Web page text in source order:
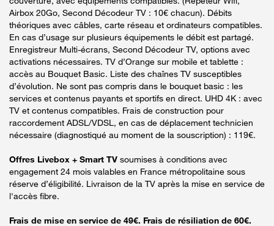
Airbox 20Go, Second Décodeur TV : 10€ chacun). Débits
théoriques avec câbles, carte réseau et ordinateurs compatibles.
En cas d’usage sur plusieurs équipements le débit est partagé.
Enregistreur Multi-écrans, Second Décodeur TV, options avec
activations nécessaires. TV d’Orange sur mobile et tablette :
accès au Bouquet Basic. Liste des chaînes TV susceptibles
d’évolution. Ne sont pas compris dans le bouquet basic : les
services et contenus payants et sportifs en direct. UHD 4K : avec
TV et contenus compatibles. Frais de construction pour
raccordement ADSL/VDSL, en cas de déplacement technicien
nécessaire (diagnostiqué au moment de la souscription) : 119€.
Offres Livebox + Smart TV soumises à conditions avec
engagement 24 mois valables en France métropolitaine sous
réserve d’éligibilité. Livraison de la TV après la mise en service de
l'accès fibre.
Frais de mise en service de 49€. Frais de résiliation de 60€.